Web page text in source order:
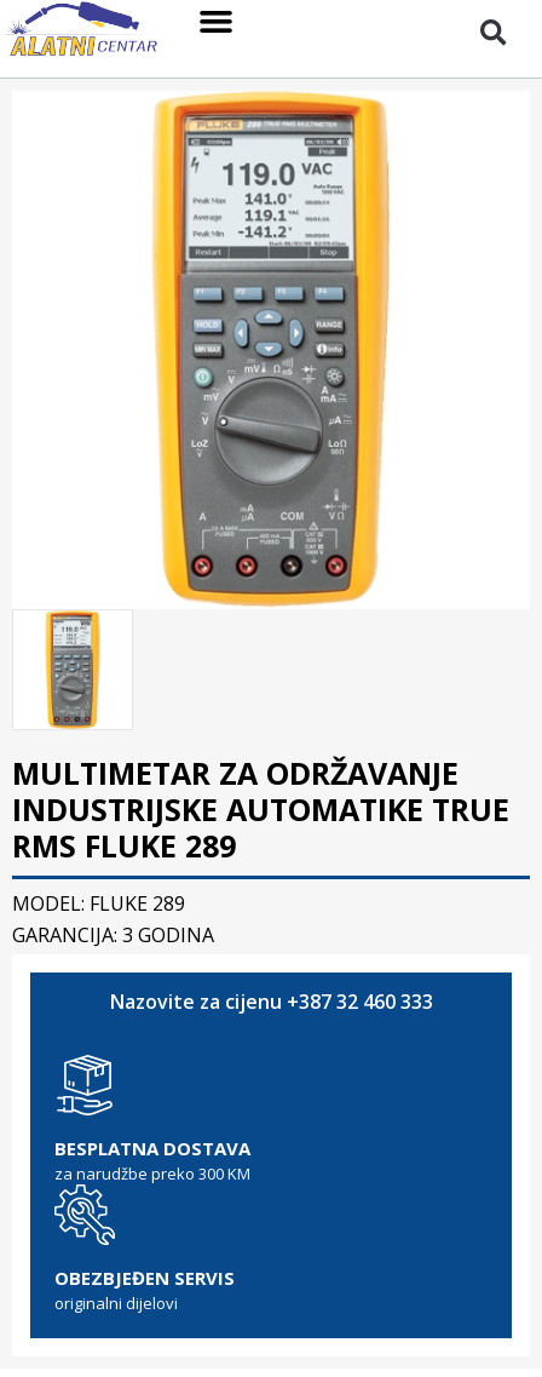
MULTIMETAR ZA ODRŽAVANJE
INDUSTRIJSKE AUTOMATIKE TRUE
RMS FLUKE 289
MODEL: FLUKE 289
GARANCIJA: 3 GODINA
Nazovite za cijenu +387 32 460 333
BESPLATNA DOSTAVA
za narudžbe preko 300 KM
OBEZBJEĐEN SERVIS
originalni dijelovi